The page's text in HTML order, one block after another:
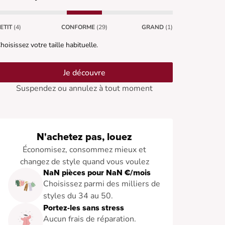
(4) CONFORME (29) GRAND (1)
votre taille habituelle.
Je découvre
Suspendez ou annulez à tout moment
N'achetez pas, louez
Économisez, consommez mieux et
changez de style quand vous voulez
NaN pièces pour NaN €/mois
Choisissez parmi des milliers de
styles du 34 au 50.
Portez-les sans stress
Aucun frais de réparation.